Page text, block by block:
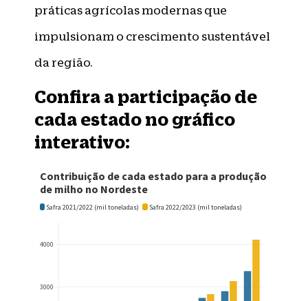
práticas agrícolas modernas que
impulsionam o crescimento sustentável
da região.
Confira a participação de
cada estado no gráfico
interativo: